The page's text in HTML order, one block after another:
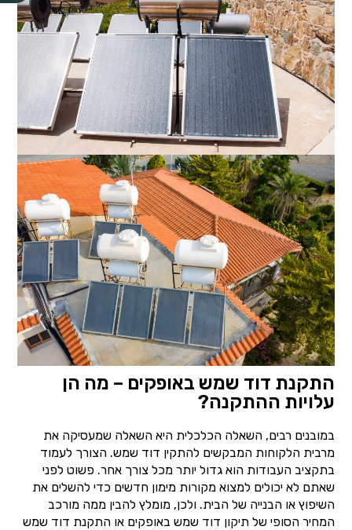
התקנת דוד שמש באופקים – מה הן
עלויות ההתקנה?
במובנים רבים, השאלה הכלכלית היא השאלה שמעסיקה את
מרבית הלקוחות המבקשים להתקין דוד שמש. הצורך לעמוד
בתקציב העבודות הוא גדול יותר מכל צורך אחר. פשוט לפני
שאתם לא יכולים למצוא מקורות מימון חדשים כדי להשלים את
השיפוץ או הבנייה של הבית. ולכן, מומלץ להבין ממה מורכב
המחיר הסופי של תיקון דוד שמש באופקים או התקנת דוד שמש